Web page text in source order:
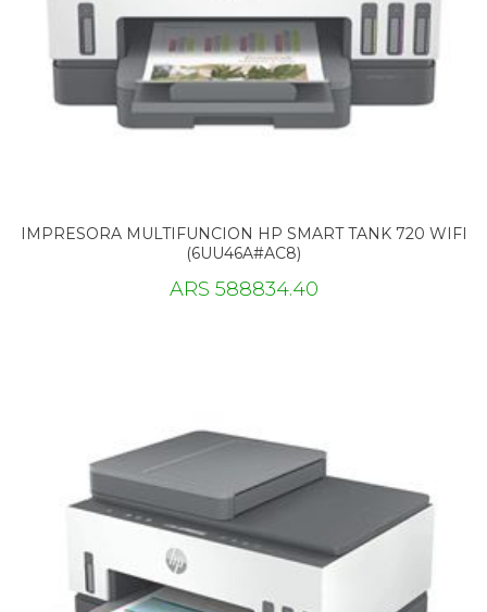
IMPRESORA MULTIFUNCION HP SMART TANK 720 WIFI
(6UU46A#AC8)
ARS 588834.40